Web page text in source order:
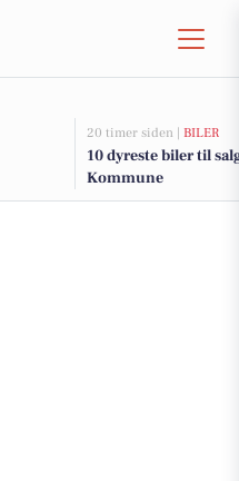
20 timer siden | BILER
10 dyreste biler til
Kommune